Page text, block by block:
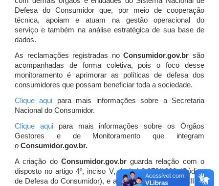
Defesa do Consumidor que, por meio de cooperação
técnica, apoiam e atuam na gestão operacional do
serviço e também na análise estratégica de sua base de
dados.
As reclamações registradas noConsumidor.gov.br são
acompanhadas de forma coletiva, pois o foco desse
monitoramento é aprimorar as políticas de defesa dos
consumidores que possam beneficiar toda a sociedade.
Clique aqui para mais informações sobre a Secretaria
Nacional do Consumidor.
Clique aquipara mais informações sobre os Órgãos
Gestores e de Monitoramento que integram
o Consumidor.gov.br.
A criação do Consumidor.gov.brguarda relação com o
disposto no artigo 4º, inciso V, da Lei 8.078/1990 (Código
de Defesa do Consumidor), e artigo 7º, incisos I, II e III do